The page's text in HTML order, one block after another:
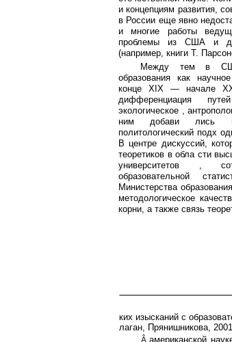
и концепциям развития,
в России еще явно
и многие работы
проблемы из США и
(например, книги Т.
Между тем в США
образования как
конце ХIХ — начале ХХ
дифференциация
экологическое ,
ним добави лись
политологический подх
В центре дискуссий,
теоретиков в обла сти
университетов ,
образовательной
Министерства
методологическое
корни, а также связь
ких изысканий с
лаган, Прянишникова,
Â американской